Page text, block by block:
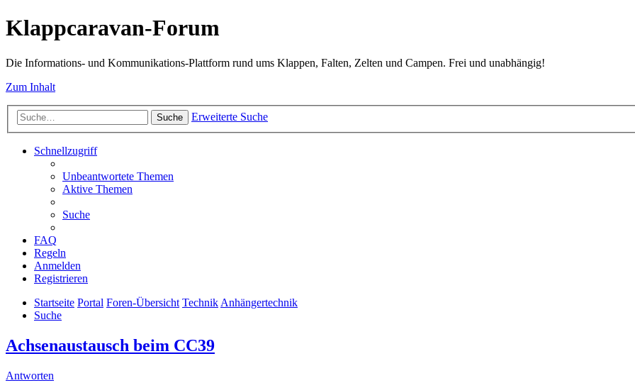
Klappcaravan-Forum
Die Informations- und Kommunikations-Plattform rund ums Klappen, Falten, Zelten und Campen. Frei und unabhängig!
Zum Inhalt
Suche Erweiterte Suche
Schnellzugriff
Unbeantwortete Themen
Aktive Themen
Suche
FAQ
Regeln
Anmelden
Registrieren
Startseite Portal Foren-Übersicht TechnikAnhängertechnik
Suche
Achsenaustausch beim CC39
Antworten